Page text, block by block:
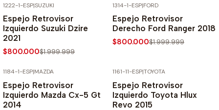
1222-1-ESP|SUZUKI
Espejo Retrovisor
Izquierdo Suzuki Dzire
2021
$800.000$1.999.999
1314-1-ESP|FORD
Espejo Retrovisor
Derecho Ford Ranger 2018
$800.000$1.999.999
1184-1-ESP|MAZDA
Espejo Retrovisor
Izquierdo Mazda Cx-5 Gt
2014
1161-11-ESP|TOYOTA
Espejo Retrovisor
Izquierdo Toyota Hlux
Revo 2015